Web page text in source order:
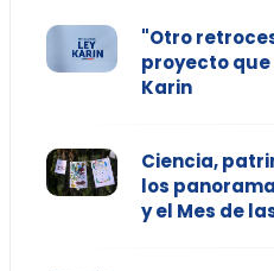
"Otro
proyecto
Karin
Ciencia,
los
y el Mes de